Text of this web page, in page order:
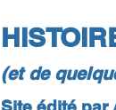
(et de